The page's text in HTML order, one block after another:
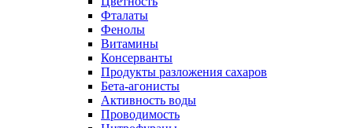
Фталаты
Фенолы
Витамины
Консерванты
Продукты разложения сахаров
Бета-агонисты
Активность воды
Проводимость